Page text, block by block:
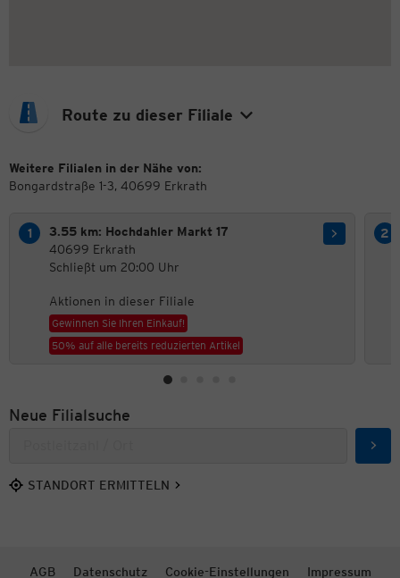
Route zu dieser Filiale
Weitere Filialen in der Nähe von:
Bongardstraße 1-3, 40699 Erkrath
3.55 km: Hochdahler Markt 17
40699 Erkrath
Schließt um 20:00 Uhr
Aktionen in dieser Filiale
Gewinnen Sie Ihren Einkauf!
50% auf alle bereits reduzierten Artikel
Neue Filialsuche
STANDORT ERMITTELN
AGB Datenschutz Cookie-Einstellungen Impressum